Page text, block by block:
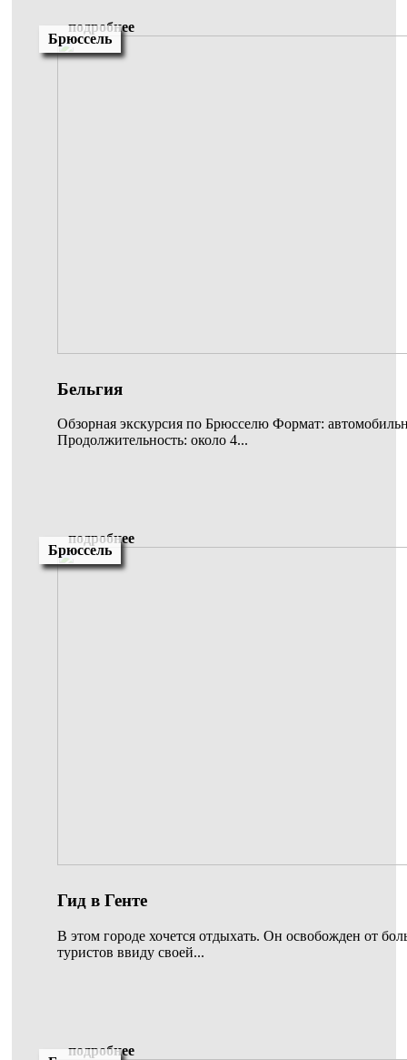
подробнее
Брюссель
Бельгия
Обзорная экскурсия по Брюсселю Формат:
Продолжительность: около 4...
подробнее
Брюссель
Гид в Генте
В этом городе хочется отдыхать. Он освобожден от
туристов ввиду своей...
подробнее